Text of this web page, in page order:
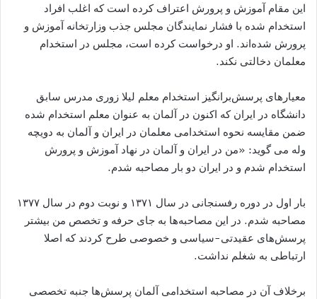
این مقام آموزش و پرورش اعتراف کرده است که اغلب افراد
استخدام شده با فشار نمایندگان مجلس جذب وزارتخانه آموزش و
پرورش شده‌اند. او درخواست کرده است، مجلس در استخدام
معلمان دخالتی نکند.
معیارهای پرسش‌برانگیز استخدام معلم لیلا زوری مدرس سابق
دانشگاه در ایران که اکنون در آلمان به عنوان معلم استخدام شده
ضمن مقایسه نحوه استخدامی معلمان در ایران و آلمان به دویچه
وله می گوید: «من در ایران و آلمان در نهاد آموزش و پرورش
استخدام شدم و در ایران دو بار مصاحبه شدم.
بار اول در دوره رفسنجانی در سال ۱۳۷۱ و نوبت دوم در سال ۱۳۷۷
مصاحبه شدم. در این مصاحبه‌ها به جای حرفه و تخصص من بیشتر
پرسش‌های عقیدتی-سیاسی و خصوصی طرح کردند که اصلا
ارتباطی به شغلم نداشت.
برخلاف آن در مصاحبه استخدامی آلمان پرسش‌ها جنبه تخصصی